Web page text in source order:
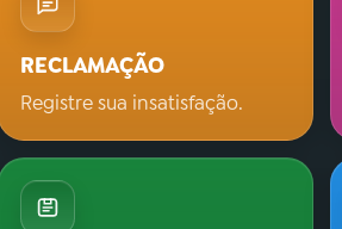
RECLAMAÇÃO
Registre sua insatisfação.